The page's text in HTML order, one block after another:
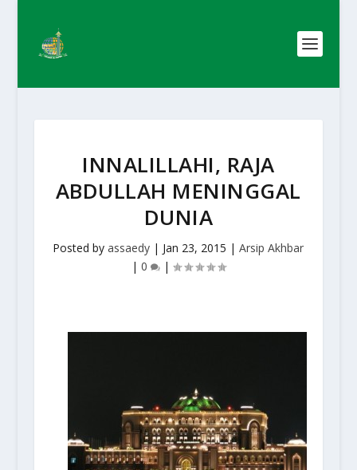
INNALILLAHI, RAJA
ABDULLAH MENINGGAL
DUNIA
Posted byassaedy | Jan 23, 2015 |Arsip Akhbar
| 0 |